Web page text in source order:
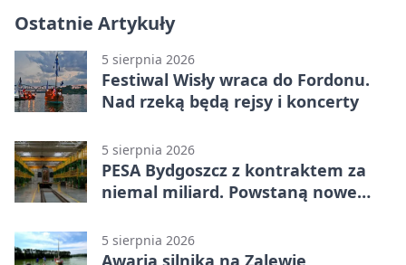
Ostatnie Artykuły
5 sierpnia 2026
Festiwal Wisły wraca do Fordonu.
Nad rzeką będą rejsy i koncerty
5 sierpnia 2026
PESA Bydgoszcz z kontraktem za
niemal miliard. Powstaną nowe
5 sierpnia 2026